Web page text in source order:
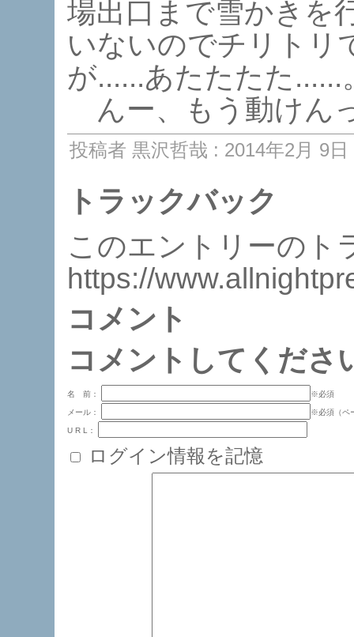
場出口まで雪かきを
いないのでチリトリ
が......あたたたた......
んー、もう動けん
投稿者 黒沢哲哉 : 2014年2月 9日
トラックバック
このエントリーのト
https://
コメント
コメントしてくださ
名 前： ※必須
メール： ※必須（ペ
U R L：
ログイン情報を記憶